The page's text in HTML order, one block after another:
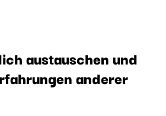
austauschen und
anderer